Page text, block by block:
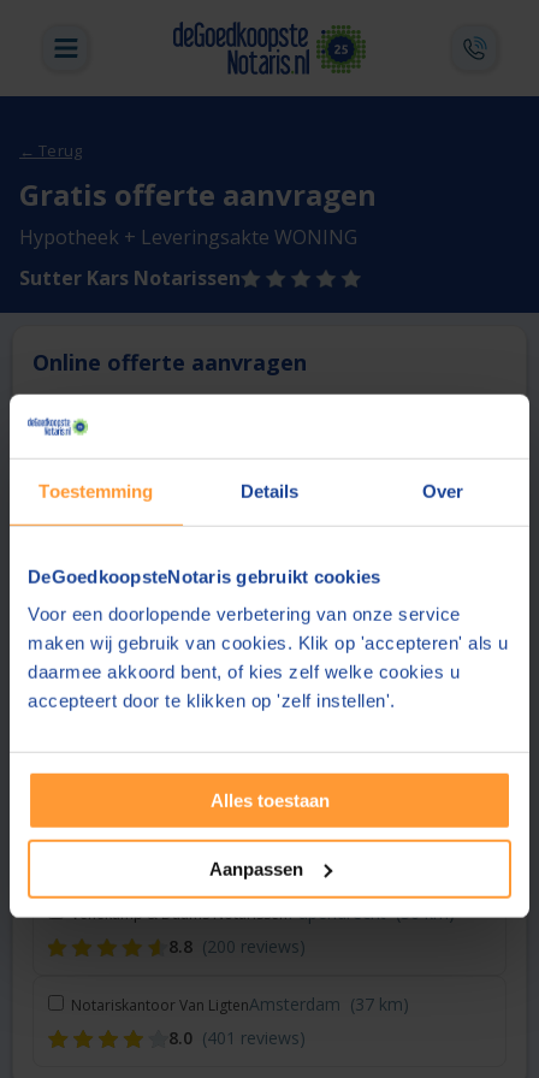
Toestemming Details Over
DeGoedkoopsteNotaris gebruikt cookies
Voor een doorlopende verbetering van onze service
maken wij gebruik van cookies. Klik op 'accepteren' als u
daarmee akkoord bent, of kies zelf welke cookies u
accepteert door te klikken op 'zelf instellen'.
Alles toestaan
Aanpassen
← Terug
Gratis offerte aanvragen
Hypotheek + Leveringsakte WONING
Sutter Kars Notarissen
Online offerte aanvragen
een offerte aan te vragen.
Vergelijk en bespaar
Duo NotariaatUtrecht (4 km)
9.2 (138 reviews)
Van Leussen Van den Broek Notarissen
Notariaat EemmeerBunschoten (31 km)
Venekamp & Daams NotarissenPapendrecht (36 km)
8.8 (200 reviews)
Notariskantoor Van LigtenAmsterdam (37 km)
8.0 (401 reviews)